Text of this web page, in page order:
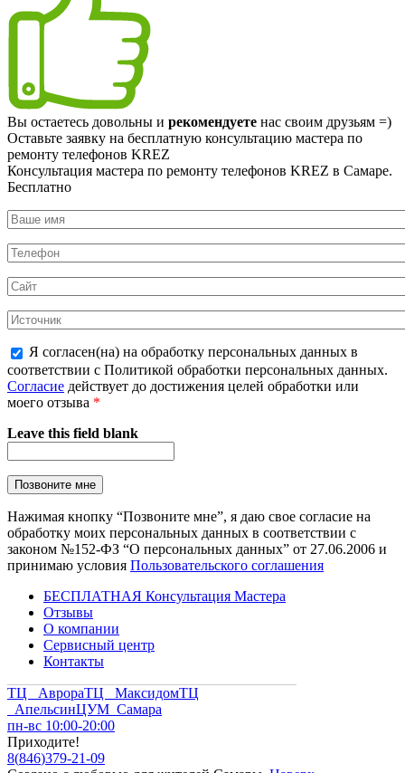
Вы остаетесь довольны и рекомендуете нас своим друзьям =)
Оставьте заявку на бесплатную консультацию мастера по
ремонту телефонов KREZ
Консультация мастера по ремонту телефонов KREZ в Самаре.
Бесплатно
Я согласен(на) на обработку персональных данных в
соответствии с Политикой обработки персональных данных.
Согласие действует до достижения целей обработки или
моего отзыва *
Leave this field blank
Нажимая кнопку “Позвоните мне”, я даю свое согласие на
обработку моих персональных данных в соответствии с
законом №152-ФЗ “О персональных данных” от 27.06.2006 и
принимаю условия Пользовательского соглашения
БЕСПЛАТНАЯ Консультация Мастера
Отзывы
О компании
Сервисный центр
Контакты
ТЦ АврораТЦ МаксидомТЦ
АпельсинЦУМ Самара
пн-вс 10:00-20:00
Приходите!
8(846)379-21-09